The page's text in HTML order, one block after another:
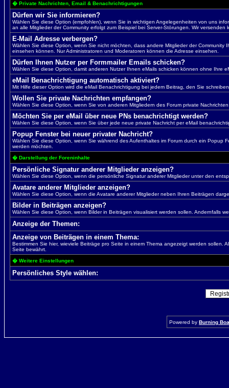
� Private Nachrichten, Email & Benachrichtigungen
Dürfen wir Sie informieren?
Wählen Sie diese Option (empfohlen), wenn Sie in wichtigen Angelegenheiten von uns
an alle Mitglieder der Community erfolgt zum Beispiel bei Server-Störungen. Wir versenden
E-Mail Adresse verbergen?
Wählen Sie diese Option, wenn Sie nicht möchten, dass andere Mitglieder der Community
einsehen können. Nur Administratoren und Moderatoren können die Adresse einsehen.
Dürfen Ihnen Nutzer per Formmailer Emails schicken?
Wählen Sie diese Option, damit anderen Nutzer Ihnen eMails schicken können ohne Ihre
eMail Benachrichtigung automatisch aktiviert?
Mit Hilfe dieser Option wird die eMail Benachrichtigung bei jedem Beitrag, den Sie
Wollen Sie private Nachrichten empfangen?
Wählen Sie diese Option, wenn Sie von anderen Mitgliedern des Forum private
Möchten Sie per eMail über neue PNs benachrichtigt werden?
Wählen Sie diese Option, wenn Sie über jede neue private Nachricht per eMail
Popup Fenster bei neuer privater Nachricht?
Wählen Sie diese Option, wenn Sie während des Aufenthaltes im Forum durch ein Popup
werden möchten.
� Darstellung der Foreninhalte
Persönliche Signatur anderer Mitglieder anzeigen?
Wählen Sie diese Option, wenn die persönliche Signatur anderer Mitglieder unter den
Avatare anderer Mitglieder anzeigen?
Wählen Sie diese Option, wenn die Avatare anderer Mitglieder neben Ihren Beiträgen
Bilder in Beiträgen anzeigen?
Wählen Sie diese Option, wenn Bilder in Beiträgen visualisiert werden sollen. Andernfalls
Anzeige der Themen:
Anzeige von Beiträgen in einem Thema:
Bestimmen Sie hier, wieviele Beiträge pro Seite in einem Thema angezeigt werden sollen.
Seite bewährt.
� Weitere Einstellungen
Persönliches Style wählen:
Powered by Burning